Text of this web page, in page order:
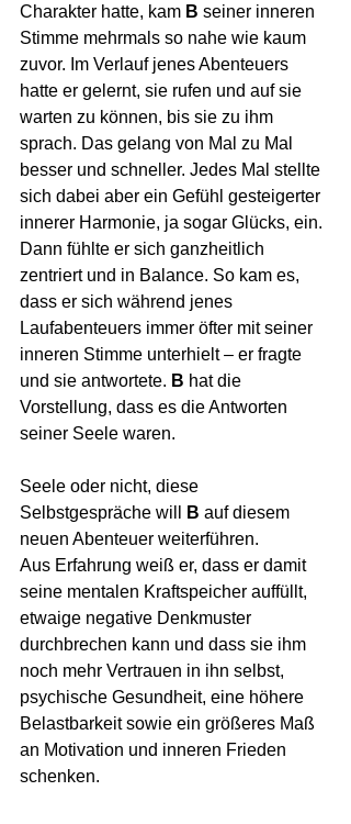
Charakter hatte, kam B seiner inneren
Stimme mehrmals so nahe wie kaum
zuvor. Im Verlauf jenes Abenteuers
hatte er gelernt, sie rufen und auf sie
warten zu können, bis sie zu ihm
sprach. Das gelang von Mal zu Mal
besser und schneller. Jedes Mal stellte
sich dabei aber ein Gefühl gesteigerter
innerer Harmonie, ja sogar Glücks, ein.
Dann fühlte er sich ganzheitlich
zentriert und in Balance. So kam es,
dass er sich während jenes
Laufabenteuers immer öfter mit seiner
inneren Stimme unterhielt – er fragte
und sie antwortete. B hat die
Vorstellung, dass es die Antworten
seiner Seele waren.
Seele oder nicht, diese
Selbstgespräche will
B auf diesem
neuen Abenteuer weiterführen.
Aus Erfahrung weiß er, dass er damit
seine mentalen Kraftspeicher auffüllt,
etwaige negative Denkmuster
durchbrechen kann und dass sie ihm
noch mehr Vertrauen in ihn selbst,
psychische Gesundheit, eine höhere
Belastbarkeit sowie ein größeres Maß
an Motivation und inneren Frieden
schenken.